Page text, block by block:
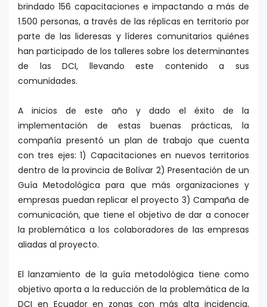
brindado 156 capacitaciones e impactando a más de
1.500 personas, a través de las réplicas en territorio por
parte de las lideresas y líderes comunitarios quiénes
han participado de los talleres sobre los determinantes
de las DCI, llevando este contenido a sus
comunidades.
A inicios de este año y dado el éxito de la
implementación de estas buenas prácticas, la
compañía presentó un plan de trabajo que cuenta
con tres ejes: 1) Capacitaciones en nuevos territorios
dentro de la provincia de Bolívar 2) Presentación de un
Guía Metodológica para que más organizaciones y
empresas puedan replicar el proyecto 3) Campaña de
comunicación, que tiene el objetivo de dar a conocer
la problemática a los colaboradores de las empresas
aliadas al proyecto.
El lanzamiento de la guía metodológica tiene como
objetivo aporta a la reducción de la problemática de la
DCI en Ecuador en zonas con más alta incidencia,